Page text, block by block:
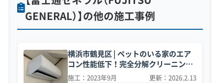
GENERAL）】の他の施工事例
横浜市鶴見区 | ペットのいる家のエア
コン性能低下！完全分解クリーニング
事例
施工：2023年9月 更新：2026.2.13